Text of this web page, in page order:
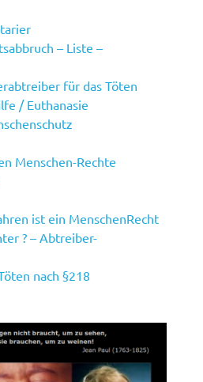
– Liste –
für das Töten
/ Euthanasie
Menschen-Rechte
ist ein MenschenRecht
? – Abtreiber-
nach §218